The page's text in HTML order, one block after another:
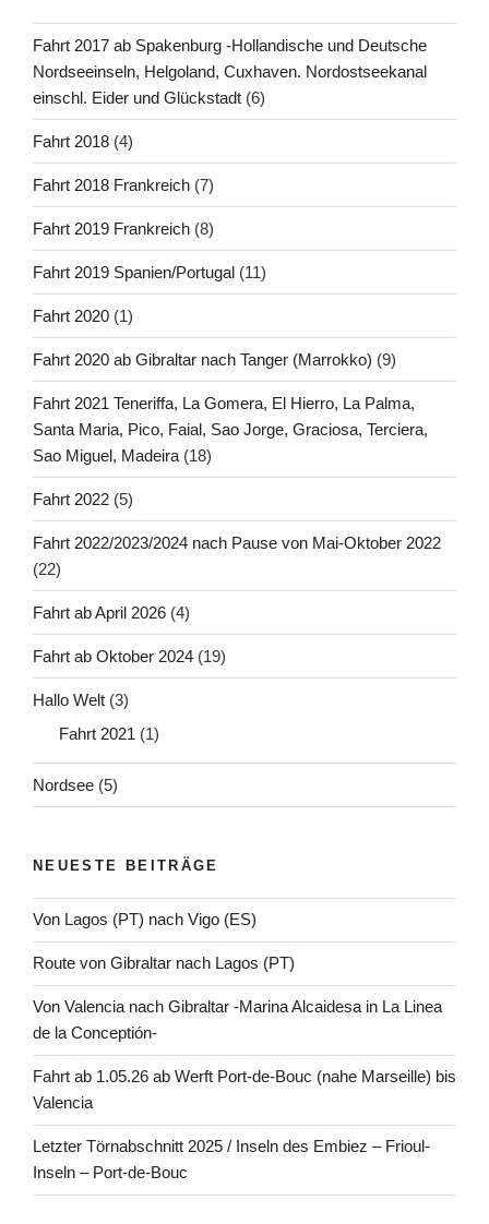
Fahrt 2017 ab Spakenburg -Hollandische und Deutsche
Nordseeinseln, Helgoland, Cuxhaven. Nordostseekanal
einschl. Eider und Glückstadt (6)
Fahrt 2018 (4)
Fahrt 2018 Frankreich (7)
Fahrt 2019 Frankreich (8)
Fahrt 2019 Spanien/Portugal (11)
Fahrt 2020 (1)
Fahrt 2020 ab Gibraltar nach Tanger (Marrokko) (9)
Fahrt 2021 Teneriffa, La Gomera, El Hierro, La Palma,
Santa Maria, Pico, Faial, Sao Jorge, Graciosa, Terciera,
Sao Miguel, Madeira (18)
Fahrt 2022 (5)
Fahrt 2022/2023/2024 nach Pause von Mai-Oktober 2022
(22)
Fahrt ab April 2026 (4)
Fahrt ab Oktober 2024 (19)
Hallo Welt (3)
Fahrt 2021 (1)
Nordsee (5)
NEUESTE BEITRÄGE
Von Lagos (PT) nach Vigo (ES)
Route von Gibraltar nach Lagos (PT)
Von Valencia nach Gibraltar -Marina Alcaidesa in La Linea
de la Conceptión-
Fahrt ab 1.05.26 ab Werft Port-de-Bouc (nahe Marseille) bis
Valencia
Letzter Törnabschnitt 2025 / Inseln des Embiez – Frioul-
Inseln – Port-de-Bouc